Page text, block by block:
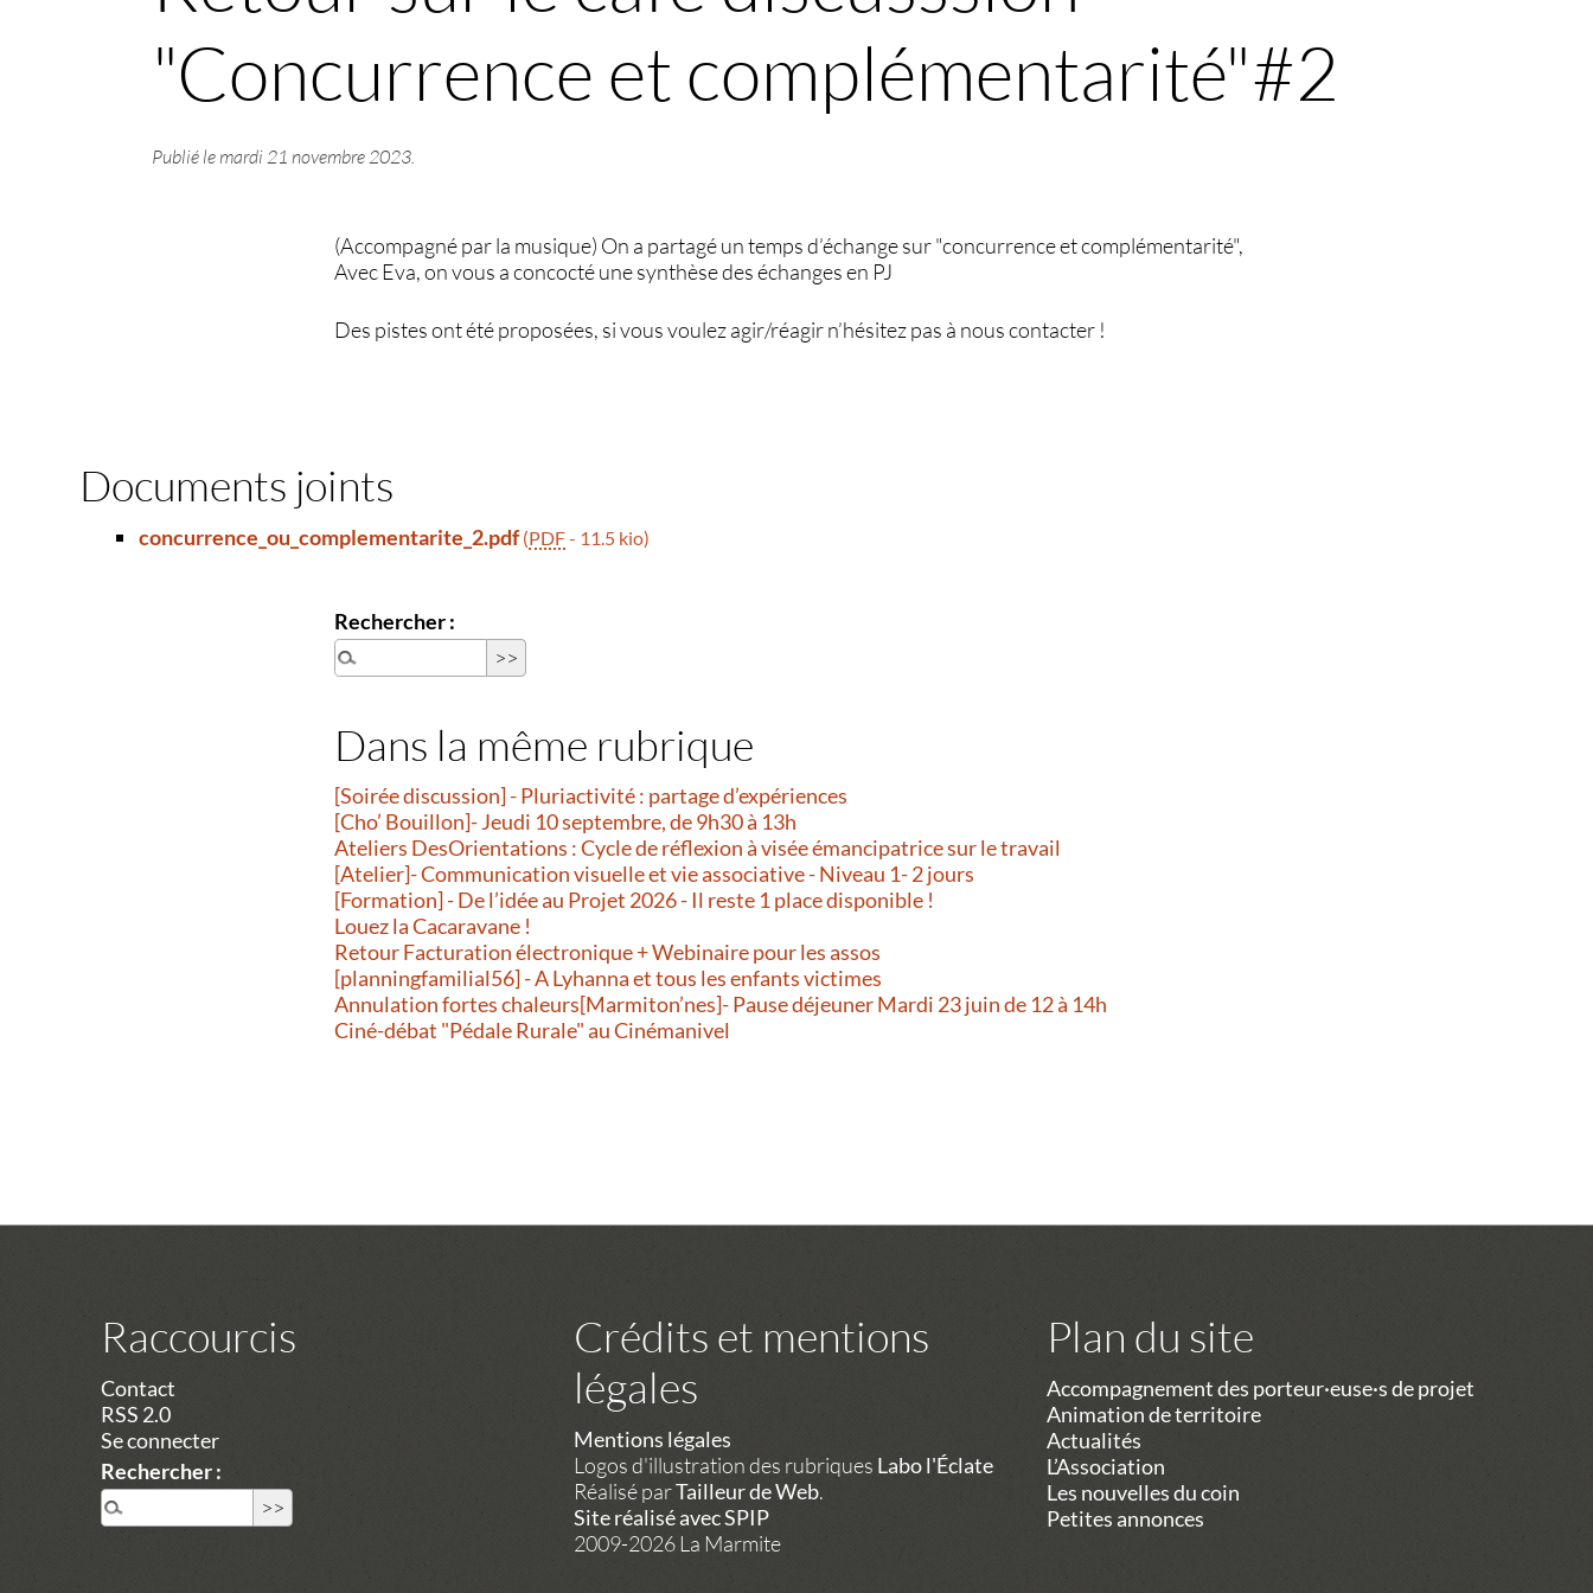
"Concurrence et complémentarité"#2
Publié le mardi 21 novembre 2023.
(Accompagné par la musique) On a partagé un temps d’échange sur "concurrence et complémentarité",
Avec Eva, on vous a concocté une synthèse des échanges en PJ
Des pistes ont été proposées, si vous voulez agir/réagir n’hésitez pas à nous contacter !
Documents joints
concurrence_ou_complementarite_2.pdf(PDF- 11.5 kio)
Rechercher :
Dans la même rubrique
[Soirée discussion] - Pluriactivité : partage d’expériences
[Cho’ Bouillon]- Jeudi 10 septembre, de 9h30 à 13h
Ateliers DesOrientations : Cycle de réflexion à visée émancipatrice sur le travail
[Atelier]- Communication visuelle et vie associative - Niveau 1- 2 jours
[Formation] - De l’idée au Projet 2026 - Il reste 1 place disponible !
Louez la Cacaravane !
Retour Facturation électronique + Webinaire pour les assos
[planningfamilial56] - A Lyhanna et tous les enfants victimes
Annulation fortes chaleurs[Marmiton’nes]- Pause déjeuner Mardi 23 juin de 12 à 14h
Ciné-débat "Pédale Rurale" au Cinémanivel
Raccourcis
Contact
RSS 2.0
Se connecter
Rechercher :
Crédits et mentions
légales
Mentions légales
Logos d'illustration des rubriques Labo l'Éclate
Réalisé parTailleur de Web.
Site réalisé avec SPIP
2009-2026 La Marmite
Plan du site
Accompagnement des porteur·euse·s de projet
Animation de territoire
Actualités
L’Association
Les nouvelles du coin
Petites annonces